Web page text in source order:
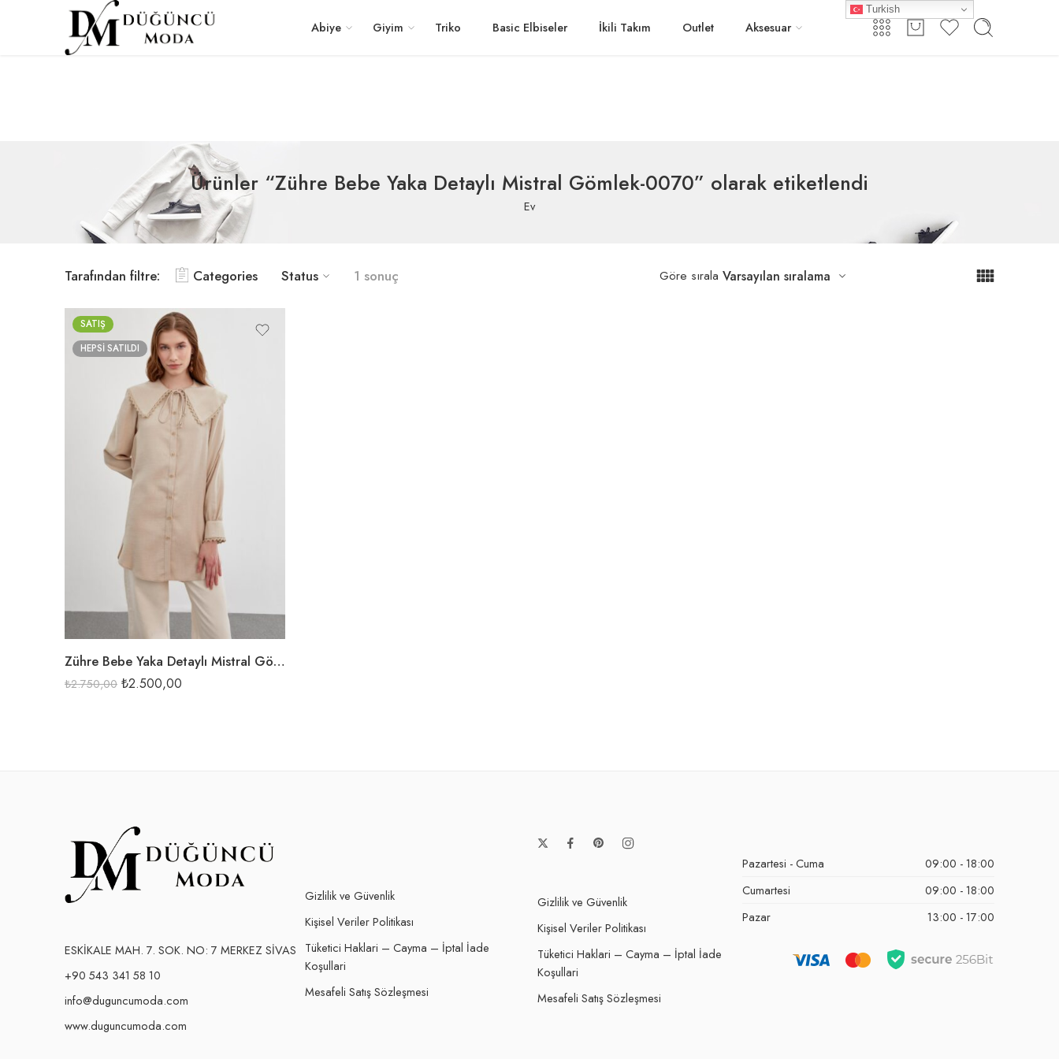
Giriş / Kayıt
Abiye Giyim Triko Basic Elbiseler İkili Takım Outlet Aksesuar
Ürünler “Zühre Bebe Yaka Detaylı Mistral Gömlek-0070” olarak etiketlendi
Ev
Tarafından filtre: Categories Status 1 sonuç Göre sırala Varsayılan sıralama
SATIŞ
HEPSI SATILDI
Zühre Bebe Yaka Detaylı Mistral Gömlek-0070
₺2.750,00 ₺2.500,00
ESKİKALE MAH. 7. SOK. NO: 7 MERKEZ SİVAS
+90 543 341 58 10
info@duguncumoda.com
www.duguncumoda.com
Gizlilik ve Güvenlik
Kişisel Veriler Politikası
Tüketici Haklari – Cayma – İptal İade
Koşullari
Mesafeli Satış Sözleşmesi
Gizlilik ve Güvenlik
Kişisel Veriler Politikası
Tüketici Haklari – Cayma – İptal İade
Koşullari
Mesafeli Satış Sözleşmesi
Pazartesi - Cuma
09:00 - 18:00
Cumartesi
09:00 - 18:00
Pazar
13:00 - 17:00
Turkish